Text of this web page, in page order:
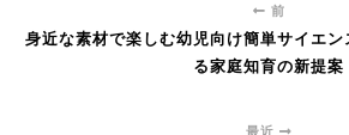
前
身近な素材で楽しむ幼児向け簡単サイエ
る家庭知育の新提案
最近